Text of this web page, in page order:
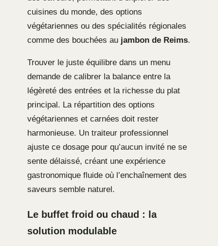
cuisines du monde, des options
végétariennes ou des spécialités régionales
comme des bouchées au jambon de Reims.
Trouver le juste équilibre dans un menu
demande de calibrer la balance entre la
légèreté des entrées et la richesse du plat
principal. La répartition des options
végétariennes et carnées doit rester
harmonieuse. Un traiteur professionnel
ajuste ce dosage pour qu’aucun invité ne se
sente délaissé, créant une expérience
gastronomique fluide où l’enchaînement des
saveurs semble naturel.
Le buffet froid ou chaud : la
solution modulable